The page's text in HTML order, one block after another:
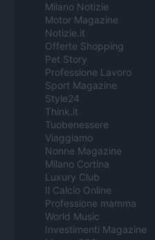
Milano Notizie
Motor Magazine
Notizie.it
Offerte Shopping
Pet Story
Professione Lavoro
Sport Magazine
Style24
Think.it
Tuobenessere
Viaggiamo
Nonne Magazine
Milano Cortina
Luxury Club
Il Calcio Online
Professione mamma
World Music
Investimenti Magazine